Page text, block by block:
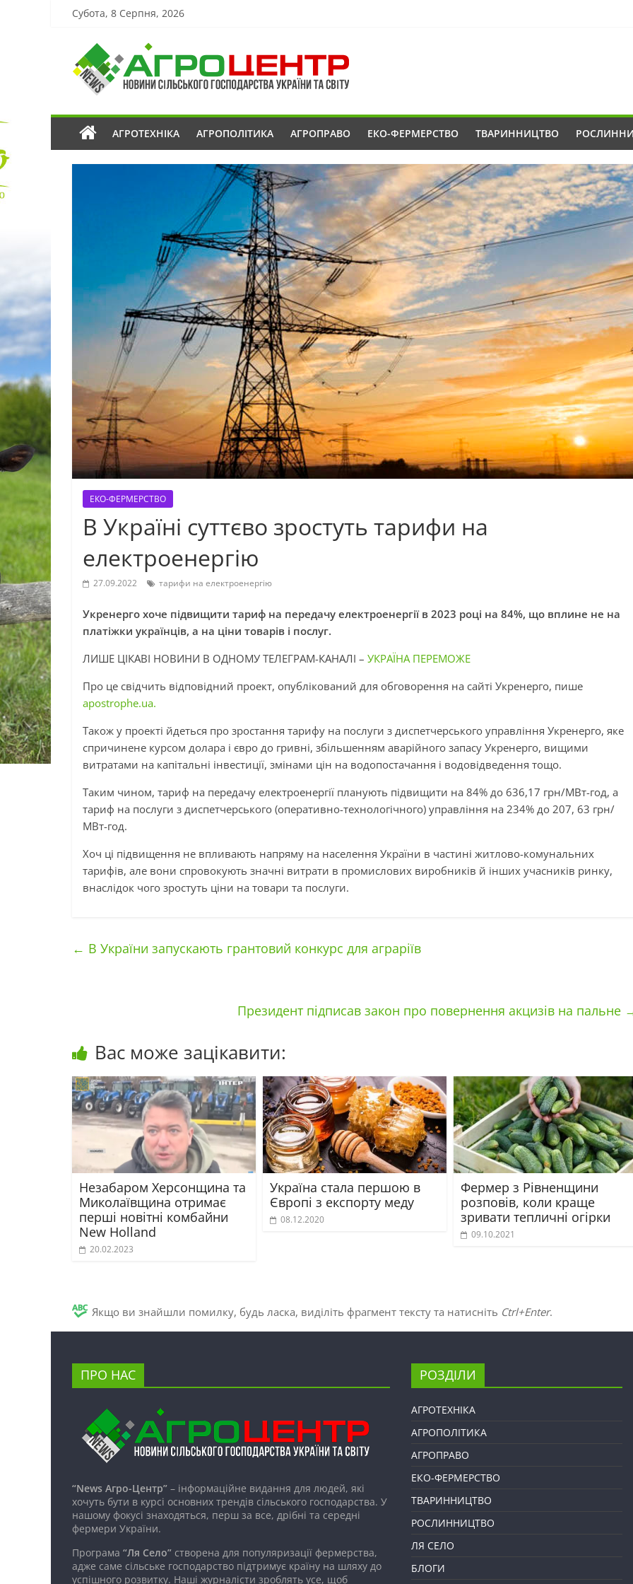
Субота, 8 Серпня, 2026
АГРОТЕХНІКА АГРОПОЛІТИКА АГРОПРАВО ЕКО-ФЕРМЕРСТВО ТВАРИННИЦТВО
ЕКО-ФЕРМЕРСТВО
В Україні суттєво зростуть тарифи на
електроенергію
27.09.2022 тарифи на електроенергію
Укренерго хоче підвищити тариф на передачу електроенергії в 2023 році на 84%, що вплине не на
платіжки українців, а на ціни товарів і послуг.
ЛИШЕ ЦІКАВІ НОВИНИ В ОДНОМУ ТЕЛЕГРАМ-КАНАЛІ – УКРАЇНА ПЕРЕМОЖЕ
Про це свідчить відповідний проект, опублікований для обговорення на сайті Укренерго, пише
apostrophe.ua.
Також у проекті йдеться про зростання тарифу на послуги з диспетчерського управління Укренерго, яке
спричинене курсом долара і євро до гривні, збільшенням аварійного запасу Укренерго, вищими
витратами на капітальні інвестиції, змінами цін на водопостачання і водовідведення тощо.
Таким чином, тариф на передачу електроенергії планують підвищити на 84% до 636,17 грн/МВт-год, а
тариф на послуги з диспетчерського (оперативно-технологічного) управління на 234% до 207, 63 грн/
МВт-год.
Хоч ці підвищення не впливають напряму на населення України в частині житлово-комунальних
тарифів, але вони спровокують значні витрати в промислових виробників й інших учасників ринку,
внаслідок чого зростуть ціни на товари та послуги.
← В України запускають грантовий конкурс для аграріїв
Президент підписав закон про повернення акцизів на пальне
Вас може зацікавити:
Незабаром Херсонщина та
Миколаївщина отримає
перші новітні комбайни
New Holland
20.02.2023
Україна стала першою в
Європі з експорту меду
08.12.2020
Фермер з Рівненщини
розповів, коли краще
зривати тепличні огірки
09.10.2021
Якщо ви знайшли помилку, будь ласка, виділіть фрагмент тексту та натисніть Ctrl+Enter.
ПРО НАС
“News Агро-Центр” – інформаційне видання для людей, які
хочуть бути в курсі основних трендів сільського господарства. У
нашому фокусі знаходяться, перш за все, дрібні та середні
фермери України.
Програма “Ля Село” створена для популяризації фермерства,
адже саме сільське господарство підтримує країну на шляху до
успішного розвитку. Наші журналісти зроблять усе, щоб
РОЗДІЛИ
АГРОТЕХНІКА
АГРОПОЛІТИКА
АГРОПРАВО
ЕКО-ФЕРМЕРСТВО
ТВАРИННИЦТВО
РОСЛИННИЦТВО
ЛЯ СЕЛО
БЛОГИ